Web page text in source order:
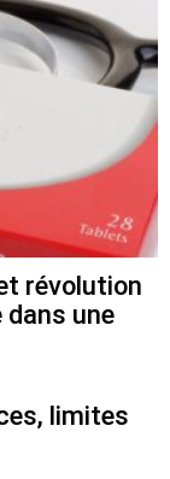
révolution
dans une
limites